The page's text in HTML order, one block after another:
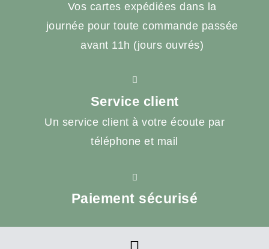
Vos cartes expédiées dans la
journée pour toute commande passée
avant 11h (jours ouvrés)
Service client
Un service client à votre écoute par
téléphone et mail
Paiement sécurisé